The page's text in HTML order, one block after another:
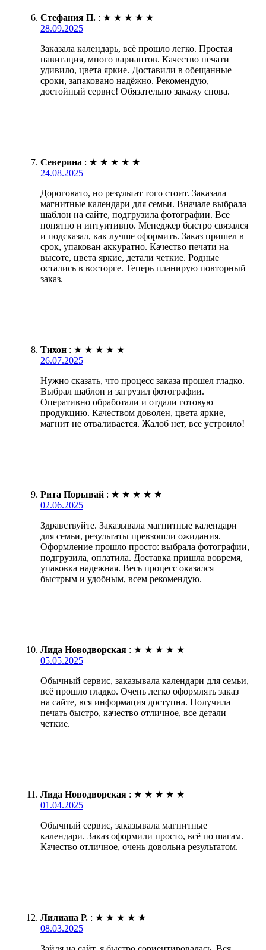
Стефания П. : ★ ★ ★ ★ ★
28.09.2025
Заказала календарь, всё прошло легко. Простая
навигация, много вариантов. Качество печати
удивило, цвета яркие. Доставили в обещанные
сроки, запаковано надёжно. Рекомендую,
достойный сервис! Обязательно закажу снова.
Северина : ★ ★ ★ ★ ★
24.08.2025
Дороговато, но результат того стоит. Заказала
магнитные календари для семьи. Вначале выбрала
шаблон на сайте, подгрузила фотографии. Все
понятно и интуитивно. Менеджер быстро связался
и подсказал, как лучше оформить. Заказ пришел в
срок, упакован аккуратно. Качество печати на
высоте, цвета яркие, детали четкие. Родные
остались в восторге. Теперь планирую повторный
заказ.
Тихон : ★ ★ ★ ★ ★
26.07.2025
Нужно сказать, что процесс заказа прошел гладко.
Выбрал шаблон и загрузил фотографии.
Оперативно обработали и отдали готовую
продукцию. Качеством доволен, цвета яркие,
магнит не отваливается. Жалоб нет, все устроило!
Рита Порывай : ★ ★ ★ ★ ★
02.06.2025
Здравствуйте. Заказывала магнитные календари
для семьи, результаты превзошли ожидания.
Оформление прошло просто: выбрала фотографии,
подгрузила, оплатила. Доставка пришла вовремя,
упаковка надежная. Весь процесс оказался
быстрым и удобным, всем рекомендую.
Лида Новодворская : ★ ★ ★ ★ ★
05.05.2025
Обычный сервис, заказывала календари для семьи,
всё прошло гладко. Очень легко оформлять заказ
на сайте, вся информация доступна. Получила
печать быстро, качество отличное, все детали
четкие.
Лида Новодворская : ★ ★ ★ ★ ★
01.04.2025
Обычный сервис, заказывала магнитные
календари. Заказ оформили просто, всё по шагам.
Качество отличное, очень довольна результатом.
Лилиана Р. : ★ ★ ★ ★ ★
08.03.2025